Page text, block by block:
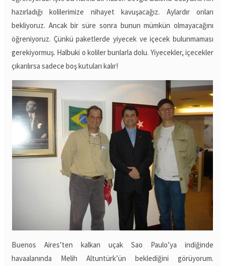
hazırladığı kolilerimize nihayet kavuşacağız. Aylardır onları
bekliyoruz. Ancak bir süre sonra bunun mümkün olmayacağını
öğreniyoruz. Çünkü paketlerde yiyecek ve içecek bulunmaması
gerekiyormuş. Halbuki o koliler bunlarla dolu. Yiyecekler, içecekler
çıkarılırsa sadece boş kutuları kalır!
Buenos Aires’ten kalkan uçak Sao Paulo’ya indiğinde
havaalanında Melih Altuntürk’ün beklediğini görüyorum.